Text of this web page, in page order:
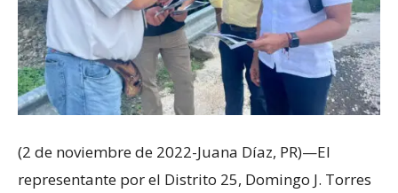
(2 de noviembre de 2022-Juana Díaz, PR)—El
representante por el Distrito 25, Domingo J. Torres